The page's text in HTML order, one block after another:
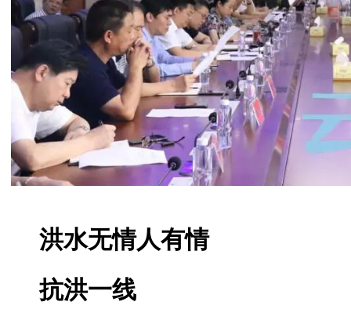
洪水无情人有情
抗洪一线